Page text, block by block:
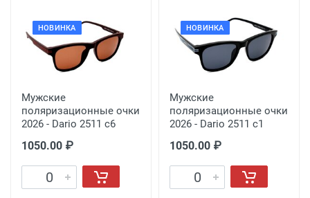
НОВИНКА
Мужские
поляризационные очки
2026 - Dario 2511 с6
1050.00 ₽
НОВИНКА
Мужские
поляризационные очки
2026 - Dario 2511 с1
1050.00 ₽